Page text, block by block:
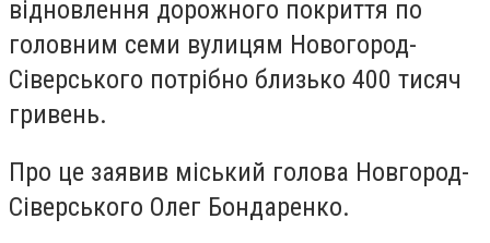
відновлення дорожного покриття по
головним семи вулицям Новогород-
Сіверського потрібно близько 400 тисяч
гривень.
Про це заявив міський голова Новгород-
Сіверського Олег Бондаренко.